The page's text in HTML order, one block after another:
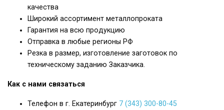
качества
Широкий ассортимент металлопроката
Гарантия на всю продукцию
Отправка в любые регионы РФ
Резка в размер, изготовление заготовок по
техническому заданию Заказчика.
Как с нами связаться
Телефон в г. Екатеринбург 7 (343) 300-80-45